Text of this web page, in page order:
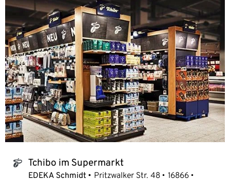
tchibo_logo Tchibo im Supermarkt
EDEKA Schmidt Pritzwalker Str. 48
16866